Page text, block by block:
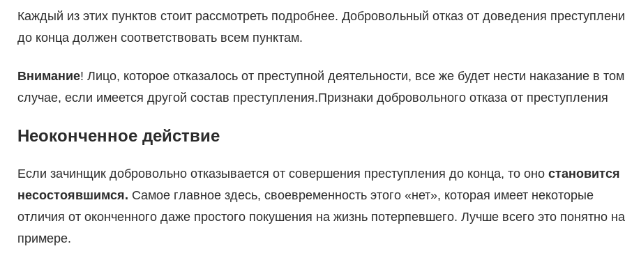
Каждый из этих пунктов стоит рассмотреть подробнее. Добровольный отказ от доведения
до конца должен соответствовать всем пунктам.
Внимание! Лицо, которое отказалось от преступной деятельности, все же будет нести наказание в том
случае, если имеется другой состав преступления.Признаки добровольного отказа от преступления
Неоконченное действие
Если зачинщик добровольно отказывается от совершения преступления до конца, то оно становится
несостоявшимся. Самое главное здесь, своевременность этого «нет», которая имеет некоторые
отличия от оконченного даже простого покушения на жизнь потерпевшего. Лучше всего это понятно на
примере.